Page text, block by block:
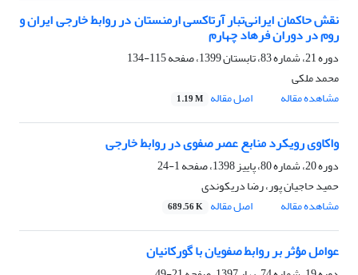
نقش حاکمان ایرانی‌تبار آرتاکسی ارمنستان در روابط خارجی ایران و
روم در دوران فرهاد چهارم
دوره 21، شماره 83، تابستان 1399، صفحه
115-134
محمد ملکی
مشاهده مقاله
اصل مقاله 1.19 M
واکاوی رویکرد منابع عصر صفوی در روابط خارجی
دوره 20، شماره 80، پاییز 1398، صفحه
1-24
حمید حاجیان پور، رضا دریکوندی
مشاهده مقاله
اصل مقاله 689.56 K
عوامل مؤثر بر روابط صفویان با گورکانیان